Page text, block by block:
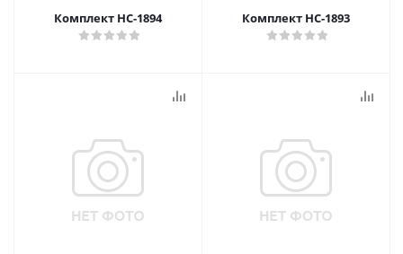
Комплект НС-1894 Комплект НС-1893